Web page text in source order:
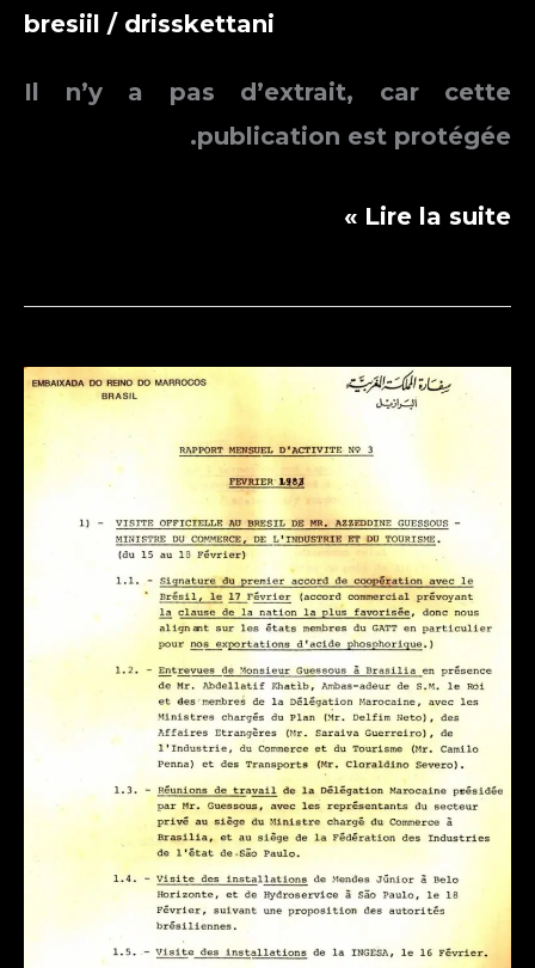
bresiil / drisskettani
Il n’y a pas d’extrait, car cette
publication est protégée.
Protégé :
Lire la suite »